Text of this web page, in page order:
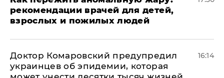
рекомендации врачей для детей,
взрослых и пожилых людей
Доктор Комаровский предупредил
украинцев об эпидемии, которая
16:14